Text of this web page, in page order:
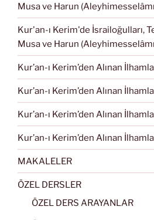
Musa ve Harun
Kur'an-ı Kerim'de İsrailoğulları,
Musa ve Harun
Kur’an-ı Kerim’den Alınan
Kur’an-ı Kerim’den Alınan
Kur’an-ı Kerim’den Alınan
Kur’an-ı Kerim’den Alınan
MAKALELER
ÖZEL DERSLER
ÖZEL DERS ARAYANLAR